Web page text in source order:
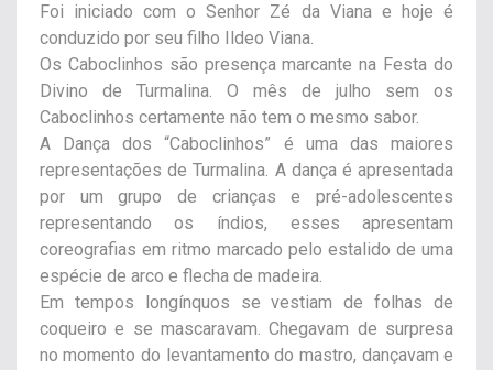
Foi iniciado com o Senhor Zé da Viana e hoje é
conduzido por seu filho Ildeo Viana.
Os Caboclinhos são presença marcante na Festa do
Divino de Turmalina. O mês de julho sem os
Caboclinhos certamente não tem o mesmo sabor.
A Dança dos “Caboclinhos” é uma das maiores
representações de Turmalina. A dança é apresentada
por um grupo de crianças e pré-adolescentes
representando os índios, esses apresentam
coreografias em ritmo marcado pelo estalido de uma
espécie de arco e flecha de madeira.
Em tempos longínquos se vestiam de folhas de
coqueiro e se mascaravam. Chegavam de surpresa
no momento do levantamento do mastro, dançavam e